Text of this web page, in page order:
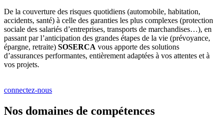
De la couverture des risques quotidiens (automobile, habitation,
accidents, santé) à celle des garanties les plus complexes (protection
sociale des salariés d’entreprises, transports de marchandises…), en
passant par l’anticipation des grandes étapes de la vie (prévoyance,
épargne, retraite) SOSERCA vous apporte des solutions
d’assurances performantes, entièrement adaptées à vos attentes et à
vos projets.
connectez-nous
Nos domaines de compétences